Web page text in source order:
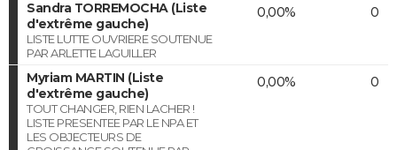
Sandra TORREMOCHA (Liste
d'extrême gauche)
LISTE LUTTE OUVRIERE SOUTENUE
PAR ARLETTE LAGUILLER
0,00% 0
Myriam MARTIN (Liste
d'extrême gauche)
TOUT CHANGER, RIEN LACHER !
LISTE PRESENTEE PAR LE NPA ET
LES OBJECTEURS DE
0,00% 0